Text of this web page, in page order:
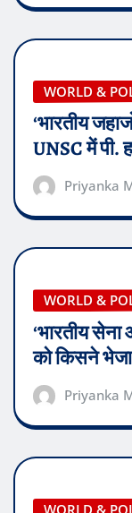
WORLD &
‘भारतीय
UNSC में पी.
Priyanka
WORLD &
‘भारतीय
को किसने
Priyanka